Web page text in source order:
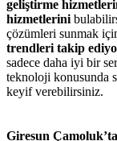
geliştirme
hizmetlerini
çözümleri sunmak
trendleri takip
sadece daha iyi bir
teknoloji konusunda
keyif verebilirsiniz.
Giresun